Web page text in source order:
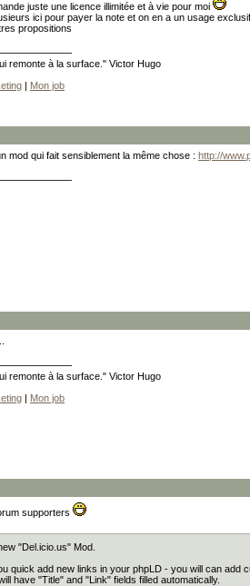
juste une licence illimitée et à vie pour moi
ici pour payer la note et on en a un usage
propositions
remonte à la surface." Victor Hugo
| Mon job
mod qui fait sensiblement la même chose : http://
remonte à la surface." Victor Hugo
| Mon job
supporters
"Del.icio.us" Mod.
quick add new links in your phpLD - you will can add
have "Title" and "Link" fields filled automatically.